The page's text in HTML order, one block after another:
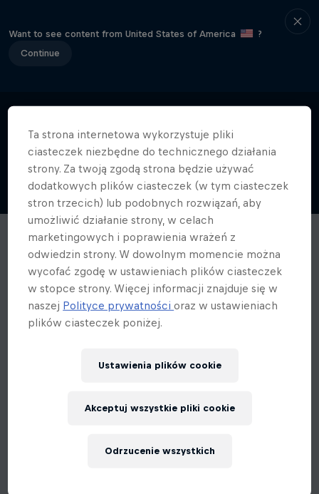
Want to see content from United States of America
?
Continue
Ta strona internetowa wykorzystuje pliki
ciasteczek niezbędne do technicznego działania
strony. Za twoją zgodą strona będzie używać
dodatkowych plików ciasteczek (w tym ciasteczek
stron trzecich) lub podobnych rozwiązań, aby
umożliwić działanie strony, w celach
marketingowych i poprawienia wrażeń z
odwiedzin strony. W dowolnym momencie można
wycofać zgodę w ustawieniach plików ciasteczek
w stopce strony. Więcej informacji znajduje się w
naszej Polityce prywatnościoraz w ustawieniach
plików ciasteczek poniżej.
Ustawienia plików cookie
Odrzucenie wszystkich
Akceptuj wszystkie pliki cookie